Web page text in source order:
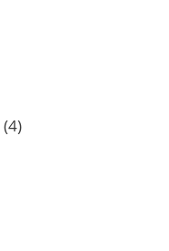
(4)